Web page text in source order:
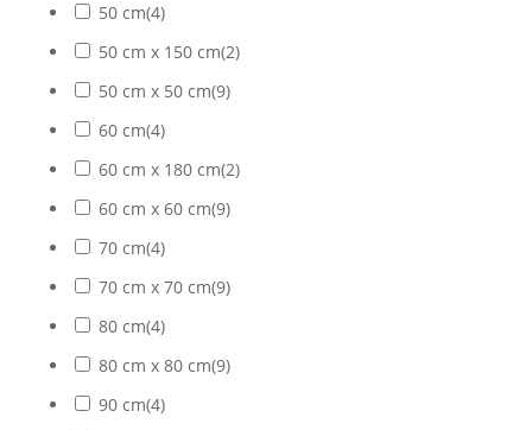
50 cm(4)
50 cm x 150 cm(2)
50 cm x 50 cm(9)
60 cm(4)
60 cm x 180 cm(2)
60 cm x 60 cm(9)
70 cm(4)
70 cm x 70 cm(9)
80 cm(4)
80 cm x 80 cm(9)
90 cm(4)